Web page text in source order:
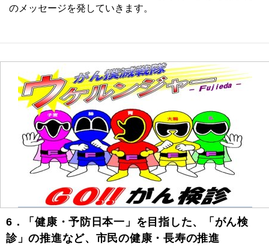
のメッセージを発していきます。
6．「健康・予防日本一」を目指した、「がん検
診」の推進など、市民の健康・長寿の推進